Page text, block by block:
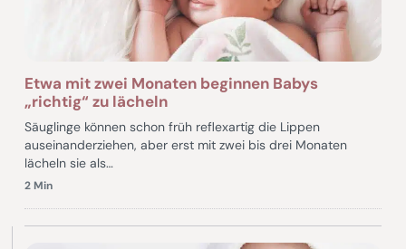
Etwa mit zwei Monaten beginnen Babys
„richtig“ zu lächeln
Säuglinge können schon früh reflexartig die Lippen
auseinanderziehen, aber erst mit zwei bis drei Monaten
lächeln sie als…
2 Min